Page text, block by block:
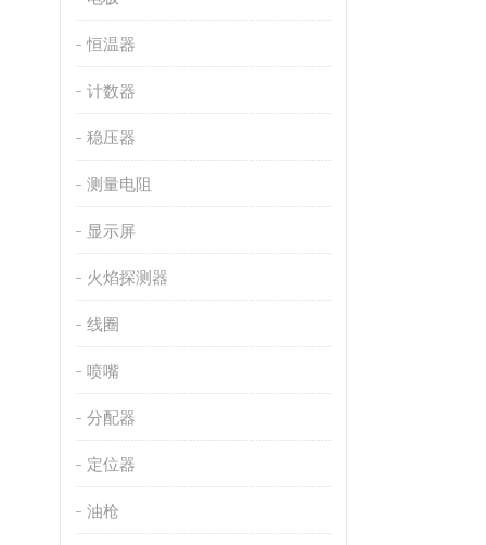
恒温器
计数器
稳压器
测量电阻
显示屏
火焰探测器
线圈
喷嘴
分配器
定位器
油枪